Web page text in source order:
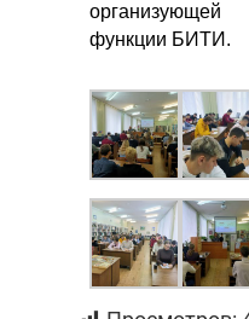
функции БИТИ.